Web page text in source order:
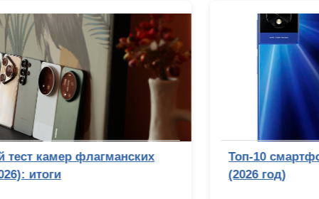
Топ-10 смартфонов до 10 тысяч рублей
(2026 год)